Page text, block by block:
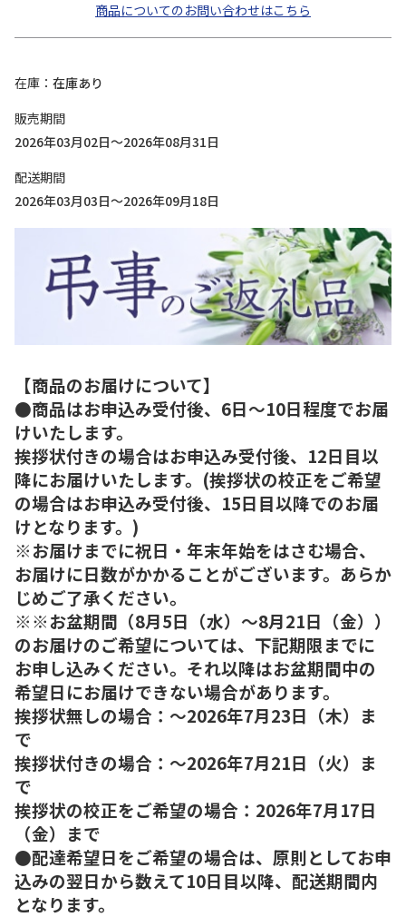
商品についてのお問い合わせはこちら
在庫
在庫あり
販売期間
2026年03月02日～2026年08月31日
配送期間
2026年03月03日～2026年09月18日
【商品のお届けについて】
●商品はお申込み受付後、6日～10日程度でお届
けいたします。
挨拶状付きの場合はお申込み受付後、12日目以
降にお届けいたします。(挨拶状の校正をご希望
の場合はお申込み受付後、15日目以降でのお届
けとなります。)
※お届けまでに祝日・年末年始をはさむ場合、
お届けに日数がかかることがございます。あらか
じめご了承ください。
※※お盆期間（8月5日（水）～8月21日（金））
のお届けのご希望については、下記期限までに
お申し込みください。それ以降はお盆期間中の
希望日にお届けできない場合があります。
挨拶状無しの場合：～2026年7月23日（木）ま
で
挨拶状付きの場合：～2026年7月21日（火）ま
で
挨拶状の校正をご希望の場合：2026年7月17日
（金）まで
●配達希望日をご希望の場合は、原則としてお申
込みの翌日から数えて10日目以降、配送期間内
となります。